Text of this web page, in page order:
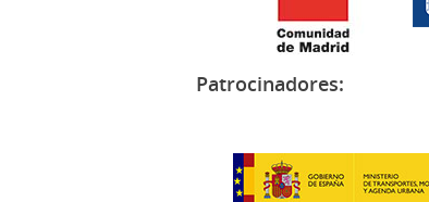
Patrocinadores: